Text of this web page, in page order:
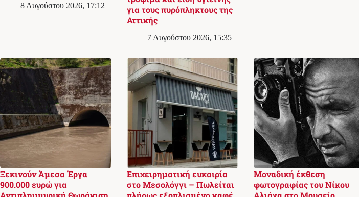
8 Αυγούστου 2026, 17:12
για τους πυρόπληκτους της
Αττικής
7 Αυγούστου 2026, 15:35
Ξεκινούν Άμεσα Έργα
900.000 ευρώ για
Επιχειρηματική ευκαιρία
στο Μεσολόγγι – Πωλείται
Μοναδική έκθεση
φωτογραφίας του Νίκου